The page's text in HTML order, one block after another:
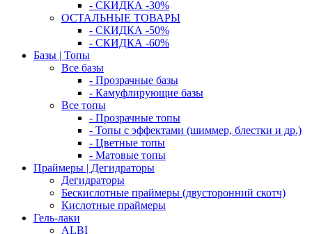
- СКИДКА -30%
ОСТАЛЬНЫЕ ТОВАРЫ
- СКИДКА -50%
- СКИДКА -60%
Базы | Топы
Все базы
- Прозрачные базы
- Камуфлирующие базы
Все топы
- Прозрачные топы
- Топы с эффектами (шиммер, блестки и др.)
- Цветные топы
- Матовые топы
Праймеры | Дегидраторы
Дегидраторы
Бескислотные праймеры (двусторонний скотч)
Кислотные праймеры
Гель-лаки
ALBI